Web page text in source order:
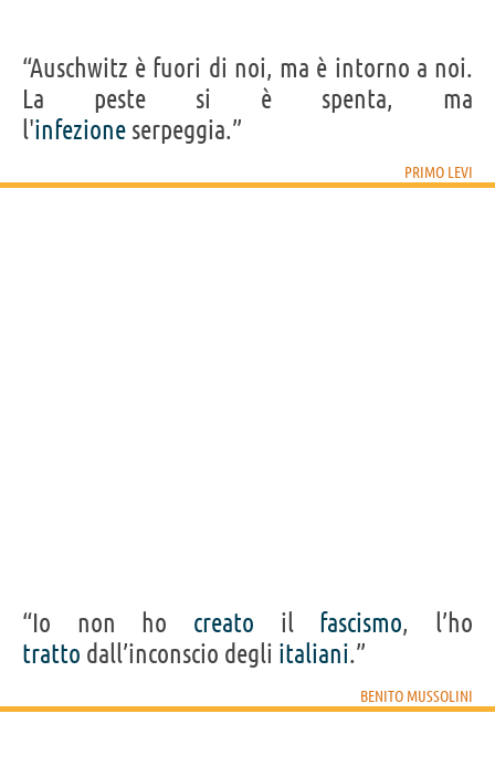
“Auschwitz è fuori di noi, ma è intorno a noi.
La peste si è spenta, ma
l'infezione serpeggia.”
PRIMO LEVI
“Io non ho creato il fascismo, l’ho
tratto dall’inconscio degli italiani.”
BENITO MUSSOLINI